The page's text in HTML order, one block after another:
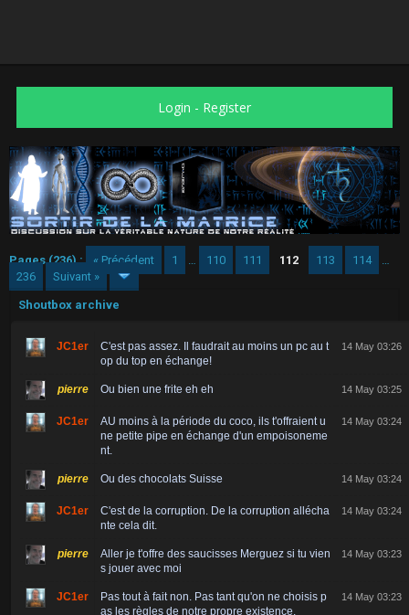
Login - Register
Pages (236) : « Précédent 1 110 111 112 113 114
236
Suivant »
Shoutbox archive
JC1er
C'est pas assez. Il faudrait au moins un pc au t
op du top en échange!
14 May 03:26
pierre Ou bien une frite eh eh 14 May 03:25
JC1er
AU moins à la période du coco, ils t'offraient u
ne petite pipe en échange d'un empoisoneme
nt.
14 May 03:24
pierre Ou des chocolats Suisse 14 May 03:24
JC1er
C'est de la corruption. De la corruption allécha
nte cela dit.
14 May 03:24
pierre
Aller je t'offre des saucisses Merguez si tu vien
s jouer avec moi
14 May 03:23
JC1er
Pas tout à fait non. Pas tant qu'on ne choisis p
as les règles de notre propre existence.
14 May 03:23